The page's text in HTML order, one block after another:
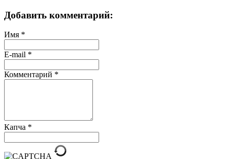
Добавить комментарий:
Имя *
E-mail *
Комментарий *
Капча *